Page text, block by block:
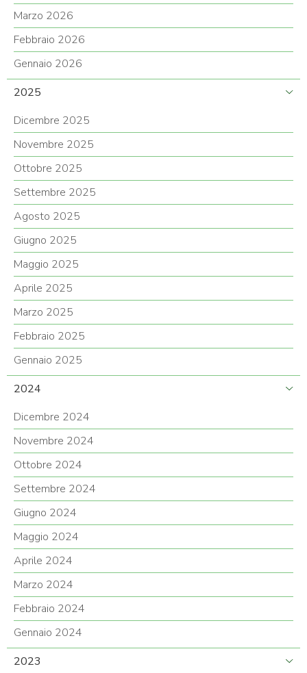
Marzo 2026
Febbraio 2026
Gennaio 2026
2025
Dicembre 2025
Novembre 2025
Ottobre 2025
Settembre 2025
Agosto 2025
Giugno 2025
Maggio 2025
Aprile 2025
Marzo 2025
Febbraio 2025
Gennaio 2025
2024
Dicembre 2024
Novembre 2024
Ottobre 2024
Settembre 2024
Giugno 2024
Maggio 2024
Aprile 2024
Marzo 2024
Febbraio 2024
Gennaio 2024
2023